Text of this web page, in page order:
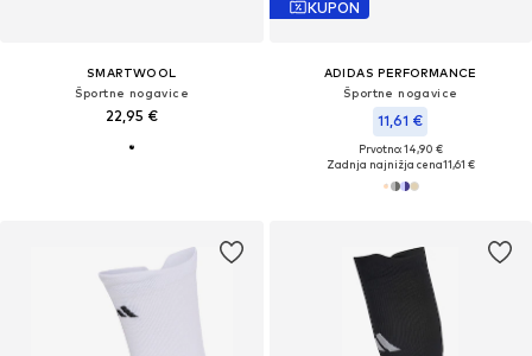
SMARTWOOL
Športne nogavice
22,95 €
KUPON
ADIDAS PERFORMANCE
Športne nogavice
11,61 €
Prvotno: 14,90 €
Zadnja najnižja cena11,61 €